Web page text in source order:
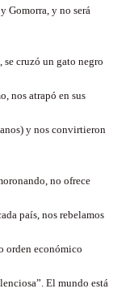
Gomorra, y no será
se cruzó un gato negro
nos atrapó en sus
y nos convirtieron
no ofrece
país, nos rebelamos
orden económico
El mundo está